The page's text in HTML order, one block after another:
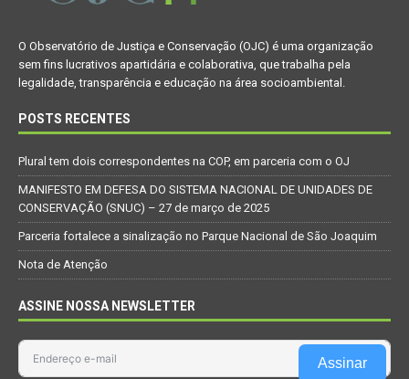
O Observatório de Justiça e Conservação (OJC) é uma organização
sem fins lucrativos apartidária e colaborativa, que trabalha pela
legalidade, transparência e educação na área socioambiental.
POSTS RECENTES
Plural tem dois correspondentes na COP, em parceria com o OJ
MANIFESTO EM DEFESA DO SISTEMA NACIONAL DE UNIDADES DE
CONSERVAÇÃO (SNUC) – 27 de março de 2025
Parceria fortalece a sinalização no Parque Nacional de São Joaquim
Nota de Atenção
ASSINE NOSSA NEWSLETTER
Assinar